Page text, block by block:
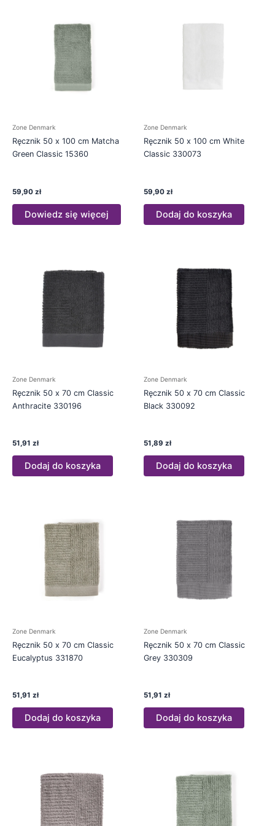
Zone Denmark
Ręcznik 50 x 100 cm Matcha
Green Classic 15360
59,90 zł
Dowiedz się więcej
Zone Denmark
Ręcznik 50 x 100 cm White
Classic 330073
59,90 zł
Dodaj do koszyka
Zone Denmark
Ręcznik 50 x 70 cm Classic
Anthracite 330196
51,91 zł
Dodaj do koszyka
Zone Denmark
Ręcznik 50 x 70 cm Classic
Black 330092
51,89 zł
Dodaj do koszyka
Zone Denmark
Ręcznik 50 x 70 cm Classic
Eucalyptus 331870
51,91 zł
Dodaj do koszyka
Zone Denmark
Ręcznik 50 x 70 cm Classic
Grey 330309
51,91 zł
Dodaj do koszyka